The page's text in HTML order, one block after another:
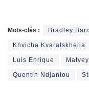
Mots-clés : Bradley
Khvicha Kvaratskhelia
Luis Enrique
Quentin Ndjantou